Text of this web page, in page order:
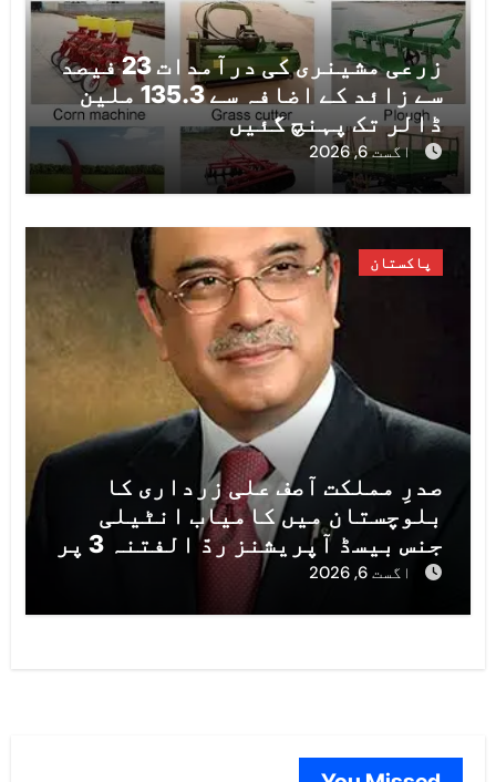
زرعی مشینری کی درآمدات 23 فیصد
سے زائد کے اضافہ سے 135.3 ملین
ڈالر تک پہنچ گئیں
اگست 6, 2026
پاکستان
صدرِ مملکت آصف علی زرداری کا
بلوچستان میں کامیاب انٹیلی
جنس بیسڈ آپریشنز ردّ الفتنہ 3 پر
سکیورٹی فورسز کو خراجِ تحسین
اگست 6, 2026